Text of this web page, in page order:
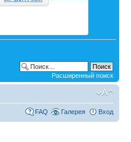
Расширенный поиск
FAQ Галерея Вход